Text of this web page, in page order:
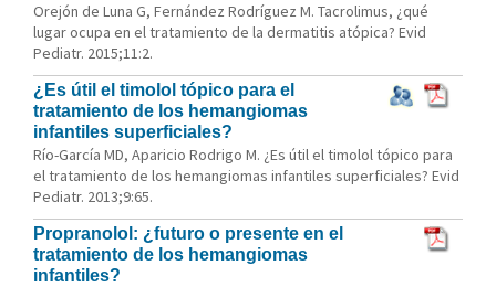
Orejón de Luna G, Fernández Rodríguez M. Tacrolimus, ¿qué
lugar ocupa en el tratamiento de la dermatitis atópica? Evid
Pediatr. 2015;11:2.
¿Es útil el timolol tópico para el
tratamiento de los hemangiomas
infantiles superficiales?
Río-García MD, Aparicio Rodrigo M. ¿Es útil el timolol tópico para
el tratamiento de los hemangiomas infantiles superficiales? Evid
Pediatr. 2013;9:65.
Propranolol: ¿futuro o presente en el
tratamiento de los hemangiomas
infantiles?